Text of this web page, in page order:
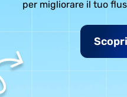
per migliorare il tuo